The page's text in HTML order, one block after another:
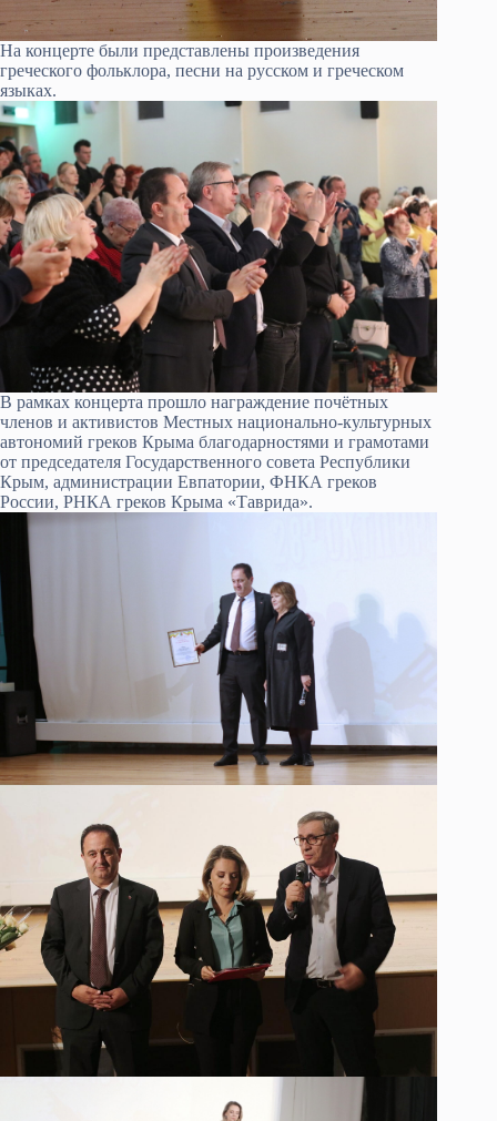
На концерте были представлены произведения
греческого фольклора, песни на русском и греческом
языках.
В рамках концерта прошло награждение почётных
членов и активистов Местных национально-культурных
автономий греков Крыма благодарностями и грамотами
от председателя Государственного совета Республики
Крым, администрации Евпатории, ФНКА греков
России, РНКА греков Крыма «Таврида».